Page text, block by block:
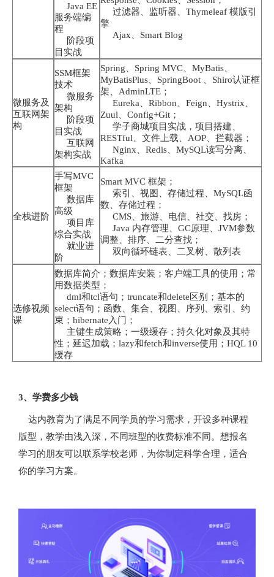
Java EE
服务端编
程
阶段项
目实战
过滤器、监听器、Thymeleaf 模版引
擎
Ajax、Smart Blog
微服务及
互联网架
构
SSM框架
技术
微服务
架构
阶段项
目实战
互联网
架构实战
Spring、Spring MVC、MyBatis、
MyBatisPlus、SpringBoot 、Shiro认证框
架、AdminLTE；
Eureka、Ribbon、Feign、Hystrix、
Zuul、Config+Git；
学子商城项目实战，项目搭建、
RESTful、文件上载、AOP、拦截器；
Nginx、Redis、MySQL读写分离、
Kafka
全栈进阶
手写MVC
框架
数据库
高级
项目库
综合实战
就业进
阶
Smart MVC 框架；
索引、视图、存储过程、MySQL函
数、存储过程；
CMS、旅游、电信、社交、找房；
Java 内存管理、GC原理、JVM参数
调整、排序、二分查找；
双向循环链表、二叉树、散列表
选修视频
课
数据库简介；数据库安装；客户端工具的使用；常
用数据类型；
dml和tcl语句；truncate和delete区别；基本的
select语句；函数、集合、视图、序列、索引、约
束；hibernate入门；
主键生成策略；一级缓存；持久化对象及其特
性；延迟加载；lazy和fetch和inverse使用；HQL 10
缓存
3、学费多少钱
达内教育为了满足不同学员的学习需求，开设多种课程
版型，教学由浅入深，不同班型的收费标准不同。想报名
学习的朋友可以联系学校老师，为你制定科学合理，适合
你的学习方案。